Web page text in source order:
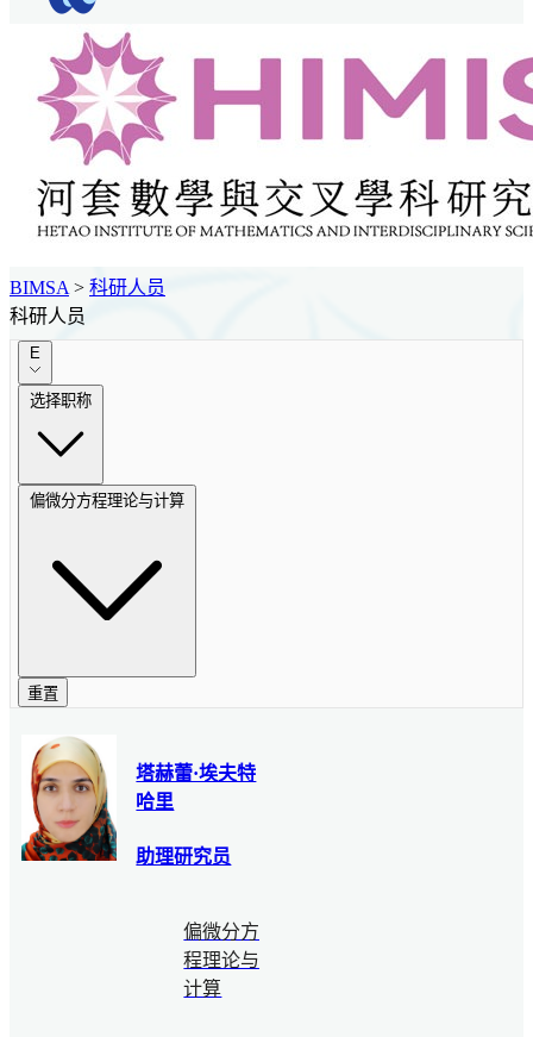
BIMSA > 科研人员
科研人员
E
选择职称
偏微分方程理论与计算
重置
塔赫蕾·埃夫特
哈里
助理研究员
偏微分方
程理论与
计算